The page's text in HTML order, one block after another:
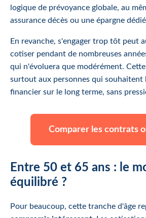
logique de prévoyance globale, au
assurance décès ou une épargne
En revanche, s'engager trop tôt peut
cotiser pendant de nombreuses
qui n'évoluera que modérément.
surtout aux personnes qui souhaitent
financier sur le long terme, sans
Comparer les contrats
Entre 50 et 65 ans : le
équilibré ?
Pour beaucoup, cette tranche d'âge